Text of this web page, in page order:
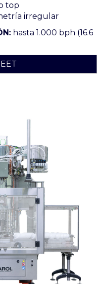
top
irregular
hasta 1.000 bph (16.6